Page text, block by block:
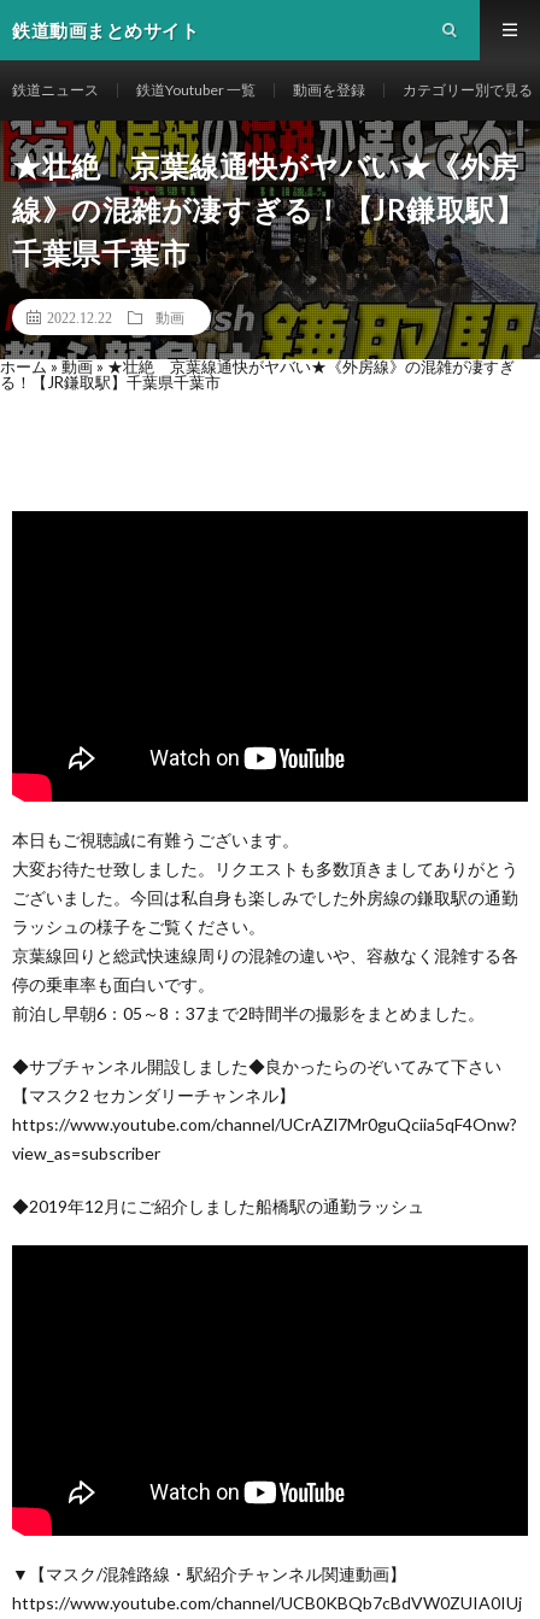
鉄道動画まとめサイト
鉄道ニュース 鉄道Youtuber 一覧 動画を登録 カテゴリー別で見る
★壮絶 京葉線通快がヤバい★《外房
線》の混雑が凄すぎる！【JR鎌取駅】
千葉県千葉市
2022.12.22 動画
ホーム » 動画 » ★壮絶 京葉線通快がヤバい★《外房線》の混雑が凄すぎ
る！【JR鎌取駅】千葉県千葉市
本日もご視聴誠に有難うございます。
大変お待たせ致しました。リクエストも多数頂きましてありがとう
ございました。今回は私自身も楽しみでした外房線の鎌取駅の通勤
ラッシュの様子をご覧ください。
京葉線回りと総武快速線周りの混雑の違いや、容赦なく混雑する各
停の乗車率も面白いです。
前泊し早朝6：05～8：37まで2時間半の撮影をまとめました。
◆サブチャンネル開設しました◆良かったらのぞいてみて下さい
【マスク2 セカンダリーチャンネル】
https://www.youtube.com/channel/UCrAZl7Mr0guQciia5qF4Onw?
view_as=subscriber
◆2019年12月にご紹介しました船橋駅の通勤ラッシュ
▼【マスク/混雑路線・駅紹介チャンネル関連動画】
https://www.youtube.com/channel/UCB0KBQb7cBdVW0ZUIA0IUj